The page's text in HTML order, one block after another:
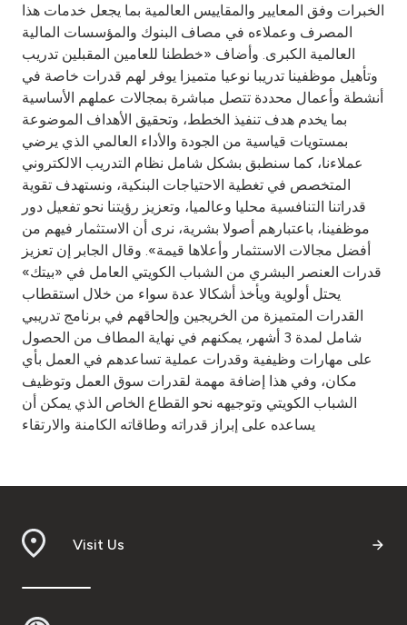
الخبرات وفق المعايير والمقاييس العالمية بما يجعل خدمات هذا
المصرف وعملاءه في مصاف البنوك والمؤسسات المالية
العالمية الكبرى. وأضاف «خططنا للعامين المقبلين تدريب
وتأهيل موظفينا تدريبا نوعيا متميزا يوفر لهم قدرات خاصة في
أنشطة وأعمال محددة تتصل مباشرة بمجالات عملهم الأساسية
بما يخدم هدف تنفيذ الخطط، وتحقيق الأهداف الموضوعة
بمستويات قياسية من الجودة والأداء العالمي الذي يرضي
عملاءنا، كما سنطبق بشكل شامل نظام التدريب الالكتروني
المتخصص في تغطية الاحتياجات البنكية، ونستهدف تقوية
قدراتنا التنافسية محليا وعالميا، وتعزيز رؤيتنا نحو تفعيل دور
موظفينا، باعتبارهم أصولا بشرية، نرى أن الاستثمار فيهم من
أفضل مجالات الاستثمار وأعلاها قيمة». وقال الجابر إن تعزيز
قدرات العنصر البشري من الشباب الكويتي العامل في «بيتك»
يحتل أولوية ويأخذ أشكالا عدة سواء من خلال استقطاب
القدرات المتميزة من الخريجين وإلحاقهم في برنامج تدريبي
شامل لمدة 3 أشهر، يمكنهم في نهاية المطاف من الحصول
على مهارات وظيفية وقدرات عملية تساعدهم في العمل بأي
مكان، وفي هذا إضافة مهمة لقدرات سوق العمل وتوظيف
الشباب الكويتي وتوجيهه نحو القطاع الخاص الذي يمكن أن
يساعده على إبراز قدراته وطاقاته الكامنة والارتقاء
Visit Us